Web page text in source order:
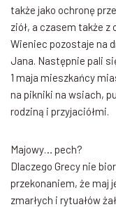
także jako ochronę
ziół, a czasem także z
Wieniec pozostaje na
Jana. Następnie pali
1 maja mieszkańcy
na pikniki na wsiach,
rodziną i przyjaciółmi.
Majowy… pech?
Dlaczego Grecy nie
przekonaniem, że maj
zmarłych i rytuałów